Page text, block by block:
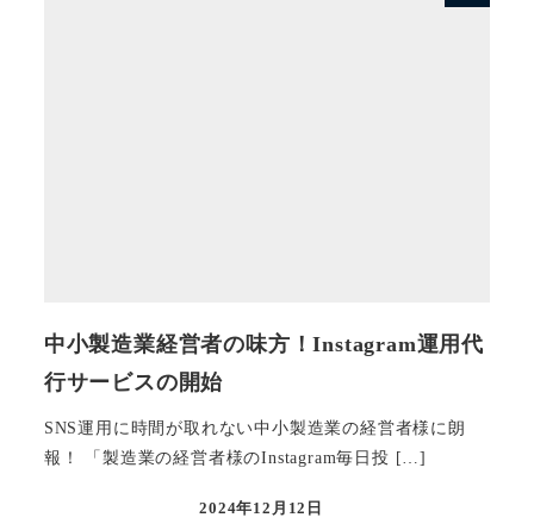
中小製造業経営者の味方！Instagram運用代
行サービスの開始
SNS運用に時間が取れない中小製造業の経営者様に朗
報！ 「製造業の経営者様のInstagram毎日投 […]
投稿日
2024年12月12日